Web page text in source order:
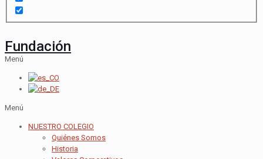
Fundación
Menú
Menú
NUESTRO COLEGIO
Quiénes Somos
Historia